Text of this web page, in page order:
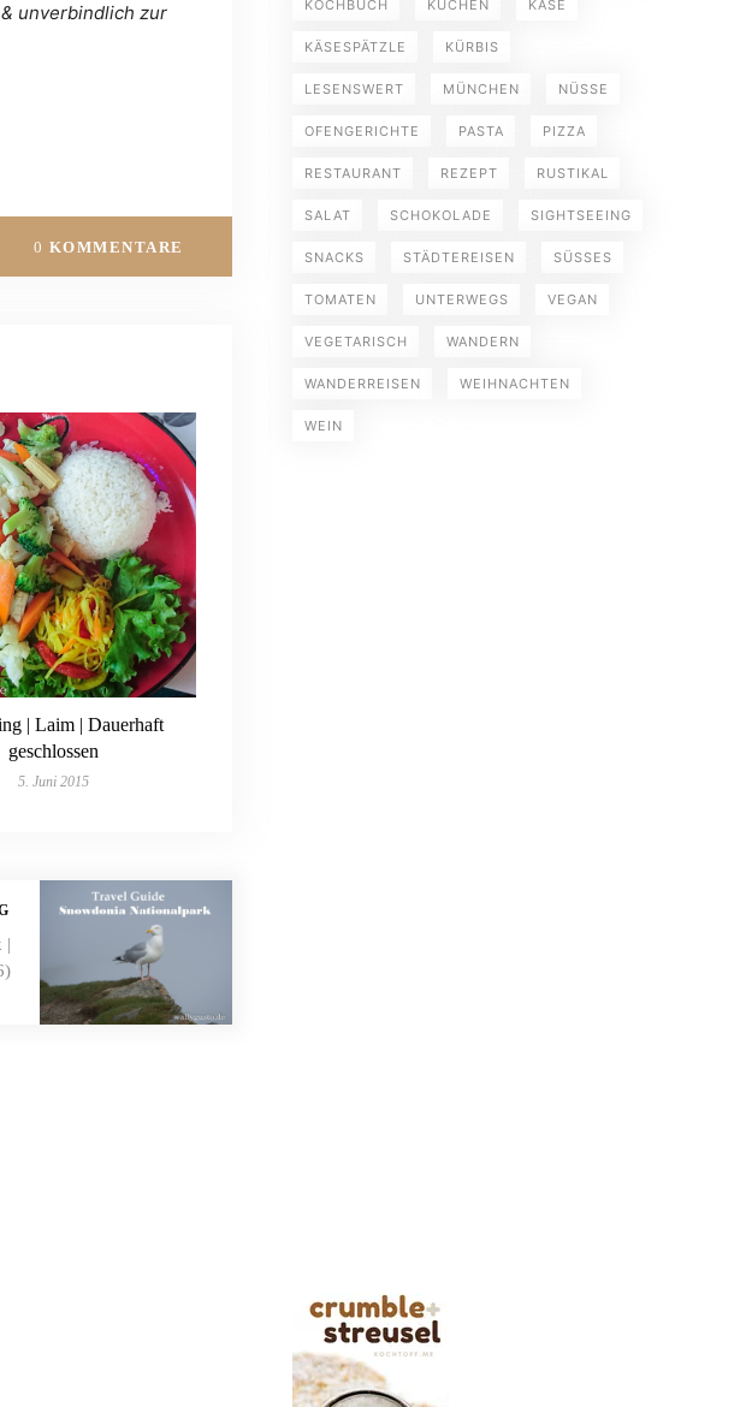
unverbindlich zur
0 KOMMENTARE
| Laim | Dauerhaft
geschlossen
5. Juni 2015
|
KOCHBUCH KUCHEN KÄSE
KÄSESPÄTZLE KÜRBIS
LESENSWERT MÜNCHEN NÜSSE
OFENGERICHTE PASTA PIZZA
RESTAURANT REZEPT RUSTIKAL
SALAT SCHOKOLADE SIGHTSEEING
SNACKS STÄDTEREISEN SÜSSES
TOMATEN UNTERWEGS VEGAN
VEGETARISCH WANDERN
WANDERREISEN WEIHNACHTEN
WEIN